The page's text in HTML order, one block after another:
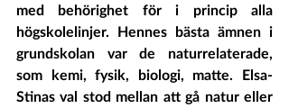
med behörighet för i princip alla
högskolelinjer. Hennes bästa ämnen i
grundskolan var de naturrelaterade,
som kemi, fysik, biologi, matte. Elsa-
Stinas val stod mellan att gå natur eller